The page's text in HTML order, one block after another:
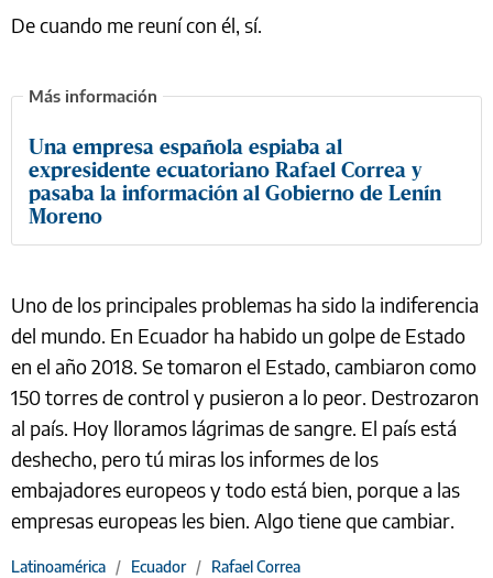
De cuando me reuní con él, sí.
Una empresa española espiaba al
expresidente ecuatoriano Rafael Correa y
pasaba la información al Gobierno de Lenín
Moreno
Uno de los principales problemas ha sido la indiferencia
del mundo. En Ecuador ha habido un golpe de Estado
en el año 2018. Se tomaron el Estado, cambiaron como
150 torres de control y pusieron a lo peor. Destrozaron
al país. Hoy lloramos lágrimas de sangre. El país está
deshecho, pero tú miras los informes de los
embajadores europeos y todo está bien, porque a las
empresas europeas les bien. Algo tiene que cambiar.
Latinoamérica / Ecuador / Rafael Correa